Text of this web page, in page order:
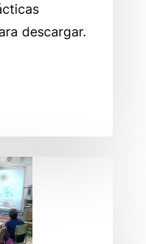
descargar.